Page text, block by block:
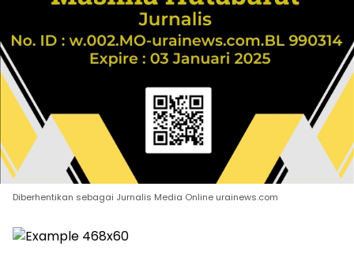
Diberhentikan sebagai Jurnalis Media Online urainews.com